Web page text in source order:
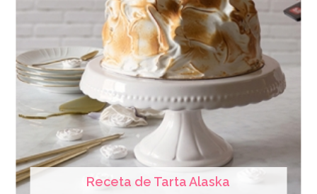
Receta de Tarta Alaska